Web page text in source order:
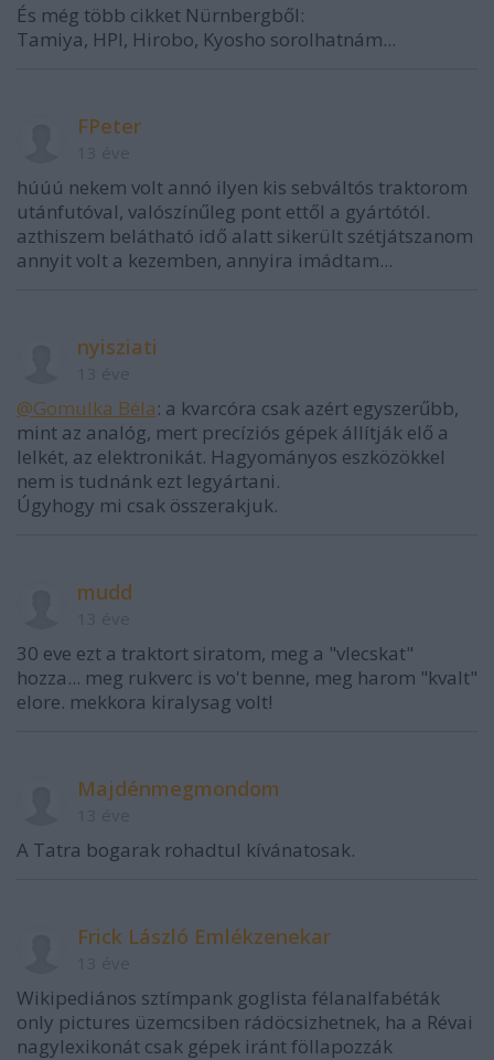
És még több cikket Nürnbergből:
Tamiya, HPI, Hirobo, Kyosho sorolhatnám...
FPeter
húúú nekem volt annó ilyen kis sebváltós traktorom
utánfutóval, valószínűleg pont ettől a gyártótól.
azthiszem belátható idő alatt sikerült szétjátszanom
annyit volt a kezemben, annyira imádtam...
nyisziati
@Gomulka Béla: a kvarcóra csak azért egyszerűbb,
mint az analóg, mert precíziós gépek állítják elő a
lelkét, az elektronikát. Hagyományos eszközökkel
nem is tudnánk ezt legyártani.
Úgyhogy mi csak összerakjuk.
mudd
30 eve ezt a traktort siratom, meg a "vlecskat"
hozza... meg rukverc is vo't benne, meg harom "kvalt"
elore. mekkora kiralysag volt!
Majdénmegmondom
A Tatra bogarak rohadtul kívánatosak.
Frick László Emlékzenekar
Wikipediános sztímpank goglista félanalfabéták
only pictures üzemcsiben rádöcsizhetnek, ha a Révai
nagylexikonát csak gépek iránt föllapozzák